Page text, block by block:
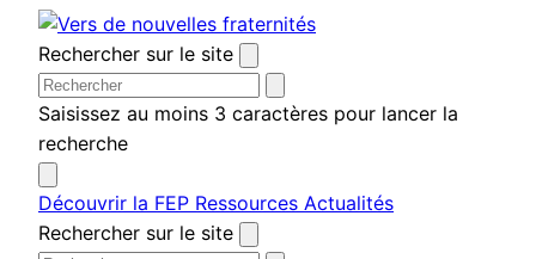
Aller
au
contenu
Rechercher sur le site
Saisissez au moins 3 caractères pour lancer la
recherche
Découvrir la FEP Ressources Actualités
Rechercher sur le site